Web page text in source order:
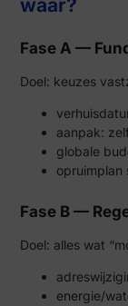
waar?
Fase A —
Doel: keuzes
aanpak:
globale
opruimplan
Fase B —
Doel: alles wat
energie/